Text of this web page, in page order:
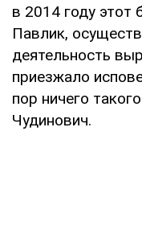
в 2014 году этот
Павлик,
деятельность
приезжало
пор ничего
Чудинович.